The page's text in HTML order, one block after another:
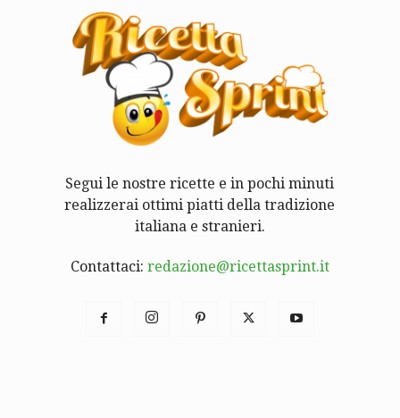
Segui le nostre ricette e in pochi minuti
realizzerai ottimi piatti della tradizione
italiana e stranieri.
Contattaci: redazione@ricettasprint.it